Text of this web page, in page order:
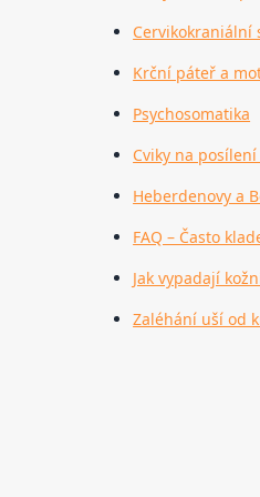
Cervikokraniální
Krční páteř a
Psychosomatika
Cviky na
Heberdenovy a
FAQ – Často
Jak vypadají
Zaléhání uší od